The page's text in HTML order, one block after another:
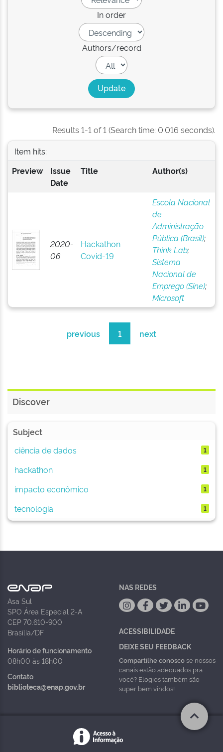
In order
Authors/record
Results 1-1 of 1 (Search time: 0.016 seconds).
Item hits:
Preview
Issue
Date
Title Author(s)
2020-
06
Hackathon
Covid-19
Escola Nacional
de
Administração
Pública (Brasil);
Think Lab;
Sistema
Nacional de
Emprego (Sine);
Microsoft
previous 1 next
Discover
Subject
ciência de dados
1
hackathon 1
impacto econômico 1
tecnologia 1
Asa Sul
SPO Área Especial 2-A
CEP 70.610-900
Brasília/DF
Horário de funcionamento
08h00 às 18h00
Contato
biblioteca@enap.gov.br
NAS REDES
ACESSIBILIDADE
DEIXE SEU FEEDBACK
Compartilhe conoscose nossos
canais estão adequados pra
você? Elogios também são
super bem vindos!